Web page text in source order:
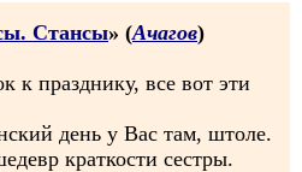
Стансы» (Ачагов)
к празднику, все вот эти
день у Вас там, штоле.
краткости сестры.